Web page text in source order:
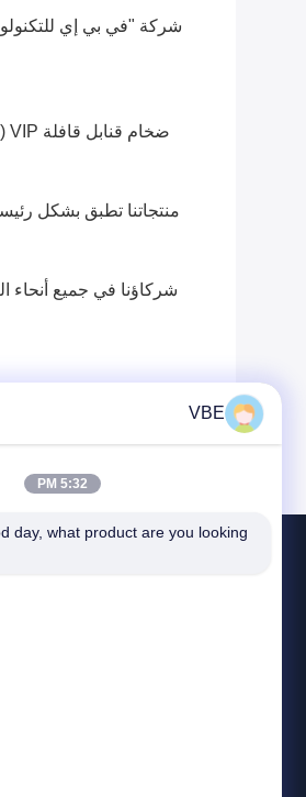
شركة "في بي إي
VBE
5:32 PM
day, what product are you looking